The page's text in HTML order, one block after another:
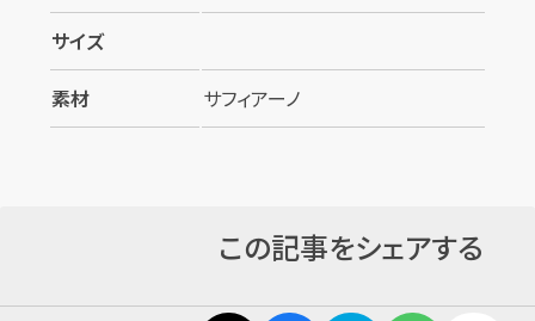
サイズ
素材
サフィアーノ
この記事をシェアする